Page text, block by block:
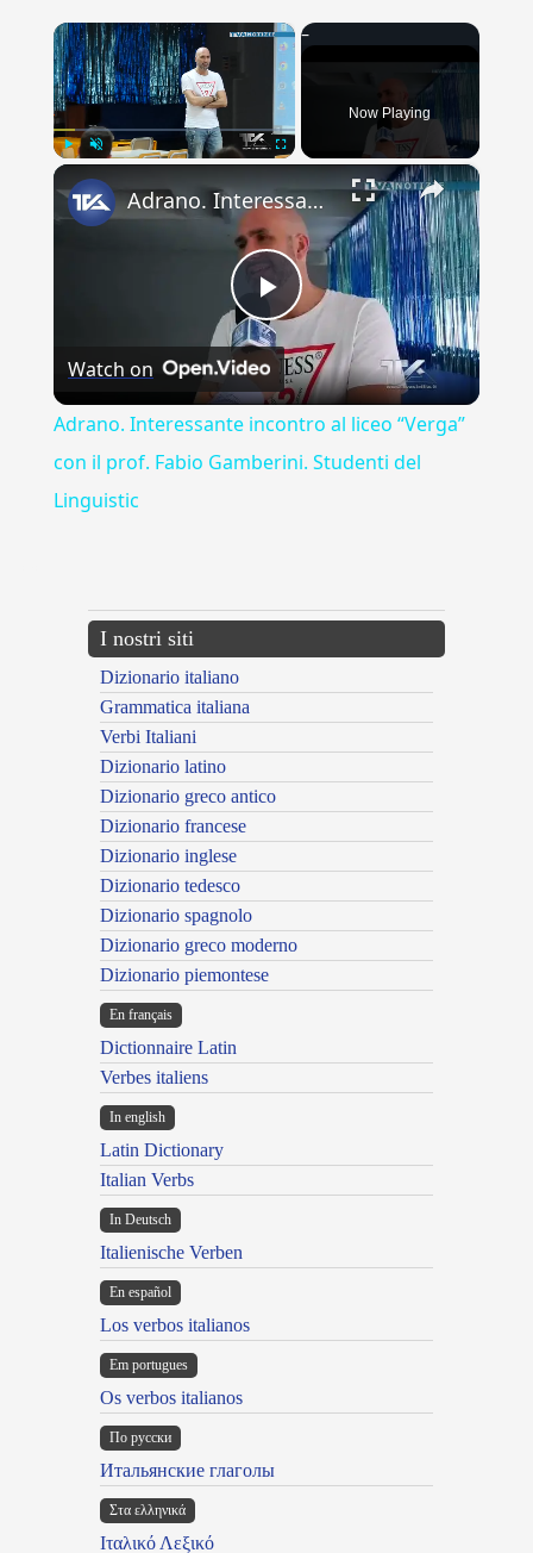
×
Now Playing
×
Play
Video
Adrano. Interessante incontro al liceo “Verga” con il prof. Fabio Gamberini. Studenti del Linguistic
Watch on
Adrano. Interessante incontro al liceo “Verga”
con il prof. Fabio Gamberini. Studenti del
Linguistic
I nostri siti
Dizionario italiano
Grammatica italiana
Verbi Italiani
Dizionario latino
Dizionario greco antico
Dizionario francese
Dizionario inglese
Dizionario tedesco
Dizionario spagnolo
Dizionario greco moderno
Dizionario piemontese
En français
Dictionnaire Latin
Verbes italiens
In english
Latin Dictionary
Italian Verbs
In Deutsch
Italienische Verben
En español
Los verbos italianos
Em portugues
Os verbos italianos
По русски
Итальянские глаголы
Στα ελληνικά
Ιταλικό Λεξικό